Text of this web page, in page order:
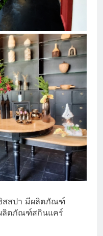
สสปา มีผลิตภัณฑ์
ลิตภัณฑ์สกินแคร์